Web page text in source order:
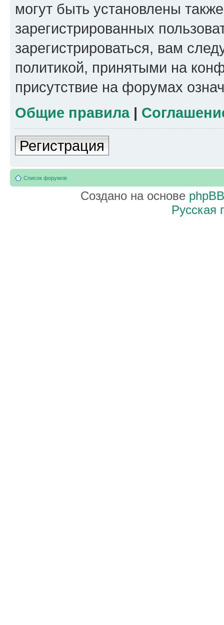
могут быть установлены
зарегистрированных
зарегистрироваться, вам
политикой, принятыми на
присутствие на форумах
Общие правила|
Регистрация
Список форумов
Создано на основе phpBB
Русская